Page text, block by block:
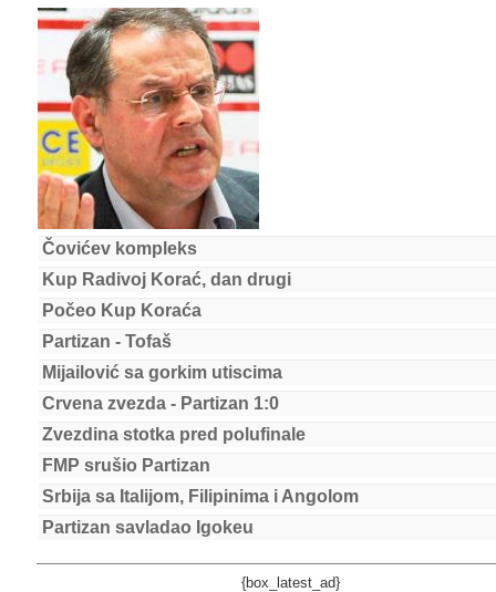
Čovićev kompleks
Kup Radivoj Korać, dan drugi
Počeo Kup Koraća
Partizan - Tofaš
Mijailović sa gorkim utiscima
Crvena zvezda - Partizan 1:0
Zvezdina stotka pred polufinale
FMP srušio Partizan
Srbija sa Italijom, Filipinima i Angolom
Partizan savladao Igokeu
{box_latest_ad}